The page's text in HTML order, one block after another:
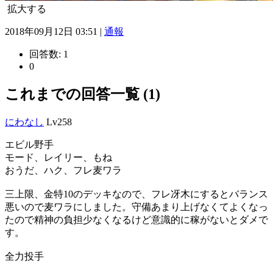
拡大する
2018年09月12日 03:51 | 通報
回答数: 1
0
これまでの回答一覧 (1)
にわなし Lv258
エビル野手
モード、レイリー、もね
おうだ、ハク、フレ麦ワラ
三上限、金特10のデッキなので、フレ冴木にするとバランス
悪いので麦ワラにしました。守備あまり上げなくてよくなっ
たので精神の負担少なくなるけど意識的に稼がないとダメで
す。
全力投手